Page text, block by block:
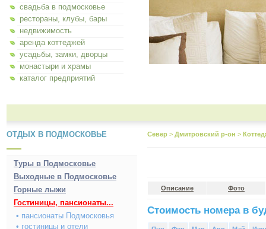
свадьба в подмосковье
рестораны, клубы, бары
недвижимость
аренда коттеджей
усадьбы, замки, дворцы
монастыри и храмы
каталог предприятий
ОТДЫХ В ПОДМОСКОВЬЕ
Туры в Подмосковье
Выходные в Подмосковье
Горные лыжи
Гостиницы, пансионаты...
• пансионаты Подмосковья
• гостиницы и отели
Север > Дмитровский р-он >
Описание Фото
Стоимость номера в